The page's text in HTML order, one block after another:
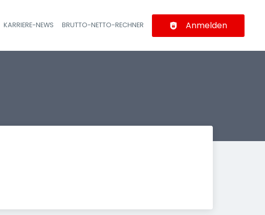
KARRIERE-NEWS BRUTTO-NETTO-RECHNER Anmelden